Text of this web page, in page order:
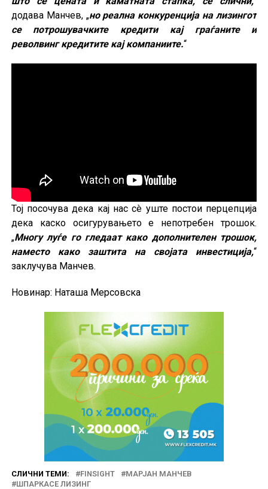
додава Манчев, „но реална конкуренција на лизингот
се потрошувачките кредити кај граѓаните и
револвинг кредитите кај компаниите.“
Тој посочува дека кај нас сè уште постои перцепција
дека каско осигурувањето е непотребен трошок.
„Многу луѓе го гледаат како дополнителен трошок,
наместо како заштита на својата инвестиција,“
заклучува Манчев.
Новинар: Наташа Мерсовска
СЛИЧНИ ТЕМИ: FINSIGHT
МАРЈАН МАНЧЕВ
ШПАРКАСЕ ЛИЗИНГ